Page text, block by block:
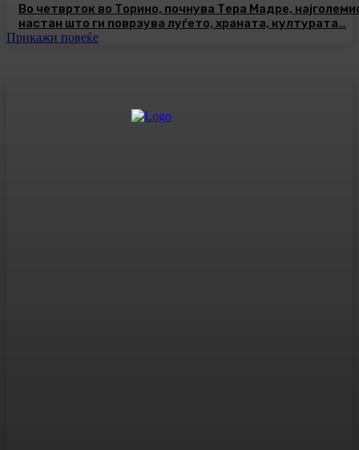
Во четврток во Торино, почнува Тера Мадре,
настан што ги поврзува луѓето, храната, културата…
Прикажи повеќе